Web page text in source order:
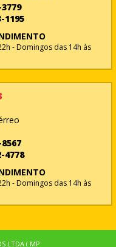
1195
- Domingos das 14h às
4778
- Domingos das 14h às
LTDA ( MP